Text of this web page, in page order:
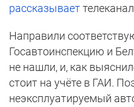
рассказывает
Направили
Госавтоинспекцию и
не нашли, и, как
стоит на учёте в ГАИ.
неэксплуатируемый